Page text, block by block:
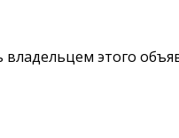
этого